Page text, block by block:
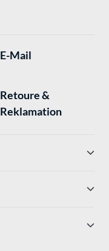
E-Mail
Retoure &
Reklamation